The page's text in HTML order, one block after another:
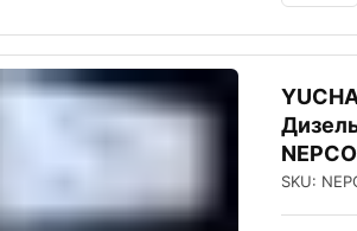
SKU: